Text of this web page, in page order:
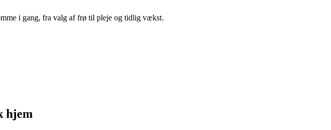
i gang, fra valg af frø til pleje og tidlig vækst.
hjem